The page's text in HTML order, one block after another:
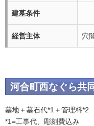
建墓条件
経営主体 穴
河合町西なぐら共
墓地＋墓石代*1＋管理料*2
*1=工事代、彫刻費込み